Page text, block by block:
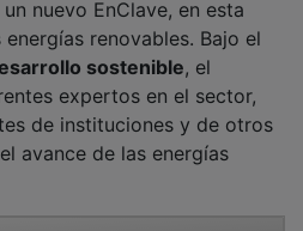
renovables. Bajo el
sostenible, el
expertos en el sector,
de instituciones y de otros
avance de las energías